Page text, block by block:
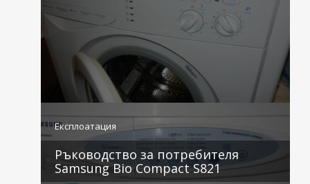
3 коментара
Експлоатация
Ръководство за потребителя
Samsung Bio Compact S821